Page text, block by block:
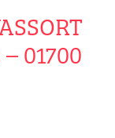
01700